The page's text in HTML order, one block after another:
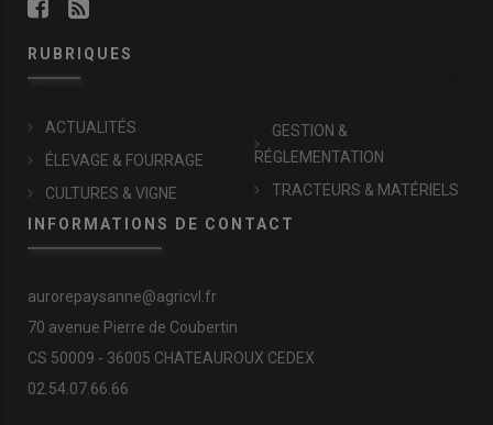
RUBRIQUES
ACTUALITÉS
ÉLEVAGE & FOURRAGE
CULTURES & VIGNE
GESTION &
RÉGLEMENTATION
TRACTEURS & MATÉRIELS
INFORMATIONS DE CONTACT
aurorepaysanne@agricvl.fr
70 avenue Pierre de Coubertin
CS 50009 - 36005 CHATEAUROUX CEDEX
02.54.07.66.66